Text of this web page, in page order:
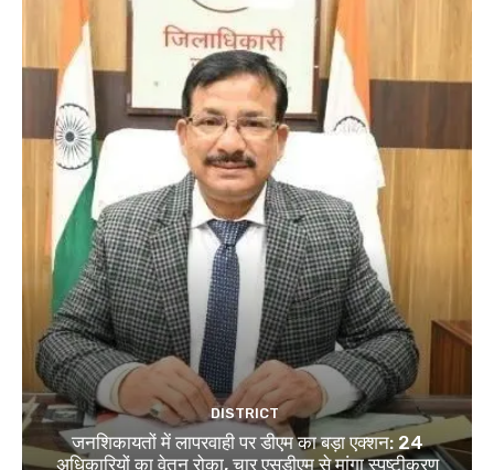
DISTRICT
जनशिकायतों में लापरवाही पर डीएम का बड़ा एक्शन: 24
अधिकारियों का वेतन रोका, चार एसडीएम से मांगा स्पष्टीकरण